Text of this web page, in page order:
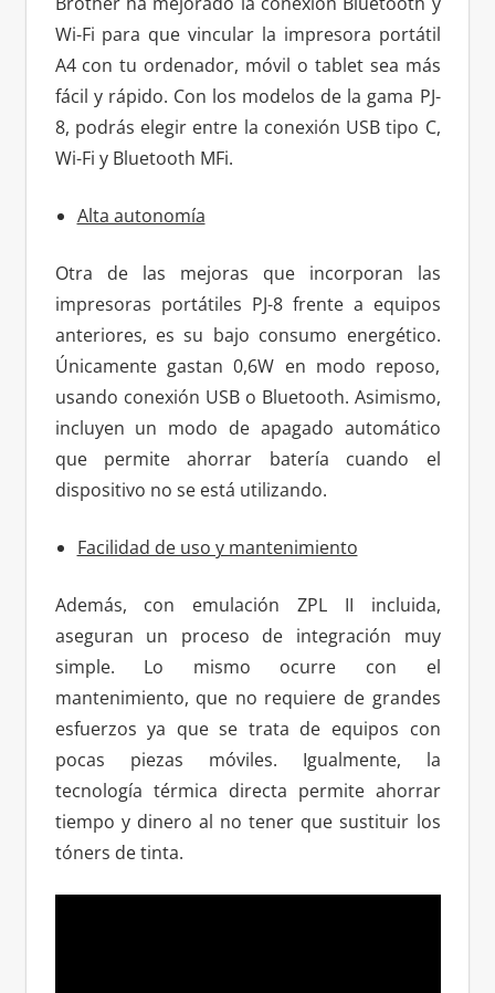
Wi-Fi para que vincular la impresora portátil
A4 con tu ordenador, móvil o tablet sea más
fácil y rápido. Con los modelos de la gama PJ-
8, podrás elegir entre la conexión USB tipo C,
Wi-Fi y Bluetooth MFi.
Alta autonomía
Otra de las mejoras que incorporan las
impresoras portátiles PJ-8 frente a equipos
anteriores, es su bajo consumo energético.
Únicamente gastan 0,6W en modo reposo,
usando conexión USB o Bluetooth. Asimismo,
incluyen un modo de apagado automático
que permite ahorrar batería cuando el
dispositivo no se está utilizando.
Facilidad de uso y mantenimiento
Además, con emulación ZPL II incluida,
aseguran un proceso de integración muy
simple. Lo mismo ocurre con el
mantenimiento, que no requiere de grandes
esfuerzos ya que se trata de equipos con
pocas piezas móviles. Igualmente, la
tecnología térmica directa permite ahorrar
tiempo y dinero al no tener que sustituir los
tóners de tinta.